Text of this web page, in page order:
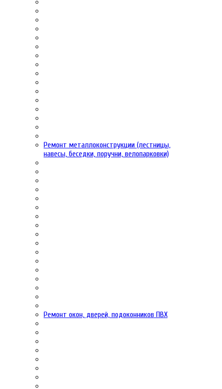
Ремонт металлоконструкции (лестницы,
навесы, беседки, поручни, велопарковки)
Ремонт окон, дверей, подоконников ПВХ